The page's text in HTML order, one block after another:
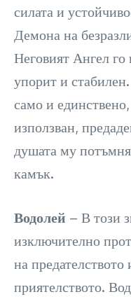
силата и
Демона на
Неговият Ангел
упорит и
само и
използван,
душата му
камък.
Водолей – В този
изключително
на
приятелството.